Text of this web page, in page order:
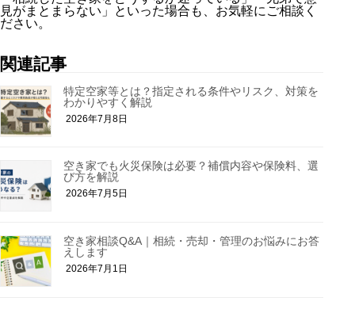
見がまとまらない」といった場合も、お気軽にご相談く
ださい。
関連記事
特定空家等とは？指定される条件やリスク、対策を
わかりやすく解説
2026年7月8日
空き家でも火災保険は必要？補償内容や保険料、選
び方を解説
2026年7月5日
空き家相談Q&A｜相続・売却・管理のお悩みにお答
えします
2026年7月1日